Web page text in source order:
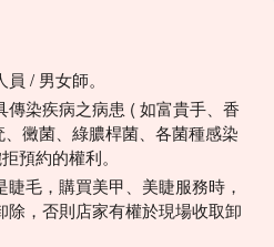
/ 男女師。
傳染疾病之病患 ( 如富貴手、香
黴菌、綠膿桿菌、各菌種感染
預約的權利。
毛，購買美甲、美睫服務時，
除，否則店家有權於現場收取卸